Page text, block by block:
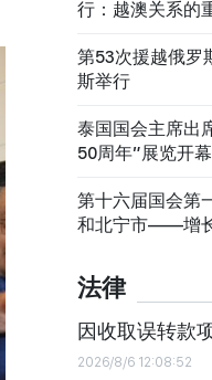
行：越澳关系的
第53次援越俄罗
斯举行
泰国国会主席出
50周年”展览开
第十六届国会第
和北宁市——增
法律
因收取误转款
2026/8/6 12:08:52